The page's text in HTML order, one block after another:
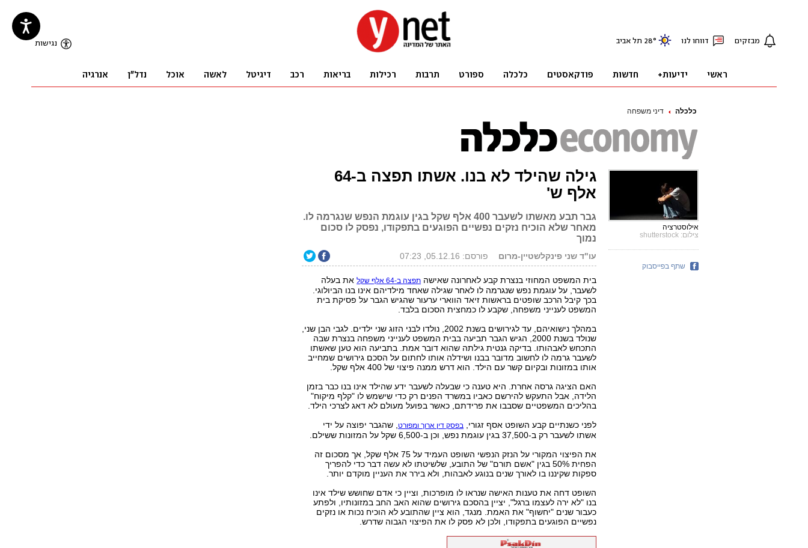
כלכלה דיני משפחה
גילה שהילד לא בנו. אשתו תפצה ב-64
אלף ש'
גבר תבע מאשתו לשעבר 400 אלף שקל בגין עוגמת הנפש שנגרמה לו.
מאחר שלא הוכיח נזקים נפשיים הפוגעים בתפקודו, נפסק לו סכום
נמוך
עו"ד שני פינקלשטיין-מרום פורסם: 05.12.16, 07:23
בית המשפט המחוזי בנצרת קבע לאחרונה שאישה תפצה ב-64 אלף שקל
את בעלה
לשעבר, על עוגמת נפש שנגרמה לו לאחר שגילה שאחד מילדיהם אינו בנו הביולוגי.
בכך קיבל הרכב שופטים בראשות זיאד הווארי ערעור שהגיש הגבר על פסיקת בית
המשפט לענייני משפחה, שקבע לו כמחצית הסכום בלבד.
במהלך נישואיהם, עד לגירושים בשנת 2002, נולדו לבני הזוג שני ילדים. לגבי הבן שני,
שנולד בשנת 2000, הגיש הגבר תביעה בבית המשפט לענייני משפחה בנצרת שבה
התכחש לאבהותו. בדיקה גנטית גילתה שהוא דובר אמת. בתביעה הוא טען שאשתו
לשעבר גרמה לו לחשוב מדובר בבנו ושידלה אותו לחתום על הסכם גירושים שמחייב
אותו במזונות ובקיום קשר עם הילד. הוא דרש ממנה פיצוי של 400 אלף שקל.
האם הציגה גרסה אחרת. היא טענה כי שבעלה לשעבר ידע שהילד אינו בנו כבר בזמן
הלידה, אבל התעקש להירשם כאביו במשרד הפנים רק כדי שישמש לו "קלף מיקוח"
בהליכים המשפטיים שסבבו את פרידתם, כאשר בפועל מעולם לא דאג לצרכי הילד.
לפני כשנתיים קבע השופט אסף זגורי, בפסק דין ארוך ומפורט, שהגבר יפוצה על ידי
אשתו לשעבר רק ב-37,500 בגין עוגמת נפש, וכן ב-6,500 שקל על המזונות ששילם.
את הפיצוי המקורי על הנזק הנפשי השופט העמיד על 75 אלף שקל, אך מסכום זה
הפחית 50% בגין "אשם תורם" של התובע, שלשיטתו לא עשה דבר כדי להפריך
ספקות שקיננו בו לאורך שנים בנוגע לאבהות, ולא בירר את העניין מוקדם יותר.
השופט דחה את טענות האישה שנראו לו מופרכות, וציין כי אדם שחושש שילד אינו
בנו "לא ירה לעצמו ברגל", יציין בהסכם גירושים שהוא האב החב במזונותיו, ולפתע
כעבור שנים "יחשוף" את האמת. מנגד, הוא ציין שהתובע לא הוכיח נכות או נזקים
נפשיים הפוגעים בתפקודו, ולכן לא פסק לו את הפיצוי הגבוה שדרש.
אילוסטרציה
צילום: shutterstock
שתף בפייסבוק